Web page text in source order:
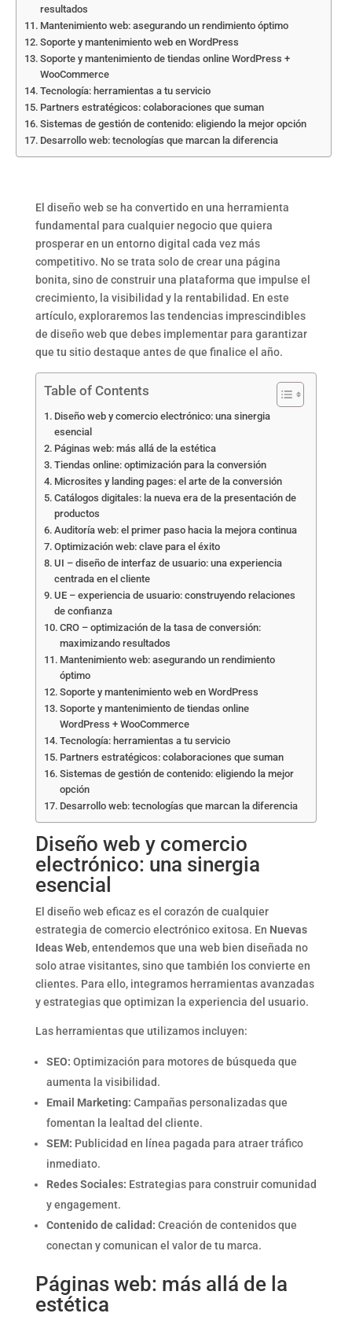
resultados
Mantenimiento web: asegurando un rendimiento óptimo
Soporte y mantenimiento web en WordPress
Soporte y mantenimiento de tiendas online WordPress +
WooCommerce
Tecnología: herramientas a tu servicio
Partners estratégicos: colaboraciones que suman
Sistemas de gestión de contenido: eligiendo la mejor opción
Desarrollo web: tecnologías que marcan la diferencia
El diseño web se ha convertido en una herramienta
fundamental para cualquier negocio que quiera
prosperar en un entorno digital cada vez más
competitivo. No se trata solo de crear una página
bonita, sino de construir una plataforma que impulse el
crecimiento, la visibilidad y la rentabilidad. En este
artículo, exploraremos las tendencias imprescindibles
de diseño web que debes implementar para garantizar
que tu sitio destaque antes de que finalice el año.
Table of Contents
Diseño web y comercio electrónico: una sinergia
esencial
Páginas web: más allá de la estética
Tiendas online: optimización para la conversión
Microsites y landing pages: el arte de la conversión
Catálogos digitales: la nueva era de la presentación de
productos
Auditoría web: el primer paso hacia la mejora continua
Optimización web: clave para el éxito
UI – diseño de interfaz de usuario: una experiencia
centrada en el cliente
UE – experiencia de usuario: construyendo relaciones
de confianza
CRO – optimización de la tasa de conversión:
maximizando resultados
Mantenimiento web: asegurando un rendimiento
óptimo
Soporte y mantenimiento web en WordPress
Soporte y mantenimiento de tiendas online
WordPress + WooCommerce
Tecnología: herramientas a tu servicio
Partners estratégicos: colaboraciones que suman
Sistemas de gestión de contenido: eligiendo la mejor
opción
Desarrollo web: tecnologías que marcan la diferencia
Diseño web y comercio
electrónico: una sinergia
esencial
El diseño web eficaz es el corazón de cualquier
estrategia de comercio electrónico exitosa. En Nuevas
Ideas Web, entendemos que una web bien diseñada no
solo atrae visitantes, sino que también los convierte en
clientes. Para ello, integramos herramientas avanzadas
y estrategias que optimizan la experiencia del usuario.
Las herramientas que utilizamos incluyen:
SEO: Optimización para motores de búsqueda que
aumenta la visibilidad.
Email Marketing: Campañas personalizadas que
fomentan la lealtad del cliente.
SEM: Publicidad en línea pagada para atraer tráfico
inmediato.
Redes Sociales: Estrategias para construir comunidad
y engagement.
Contenido de calidad: Creación de contenidos que
conectan y comunican el valor de tu marca.
Páginas web: más allá de la
estética